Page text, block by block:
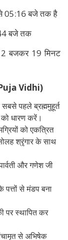
05:16 बजे तक है
बजे तक
बजकर 19 मिनट
Puja Vidhi)
पहले ब्रह्ममुहूर्त
धारण करें।
को एकत्रित
श्रृंगार के साथ
और गणेश जी
पत्तों से मंडप बना
पर स्थापित कर
से अभिषेक